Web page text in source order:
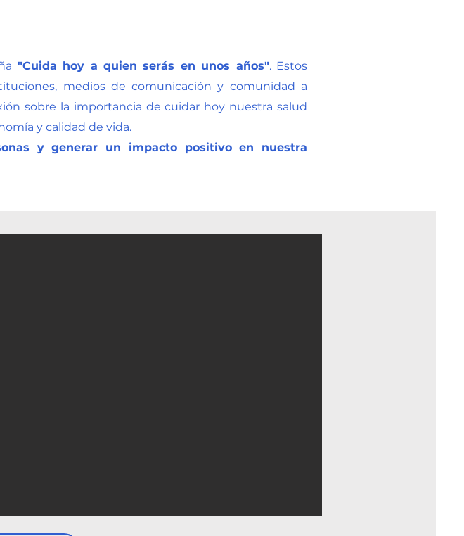
"Cuida hoy a quien serás en unos años". Estos
medios de comunicación y comunidad a
sobre la importancia de cuidar hoy nuestra salud
y calidad de vida.
y generar un impacto positivo en nuestra